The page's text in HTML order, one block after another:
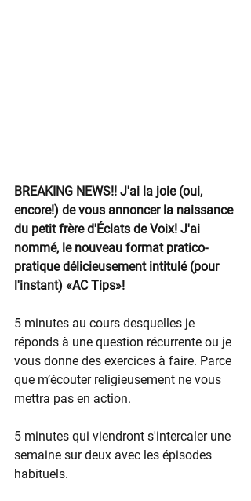
BREAKING NEWS!! J'ai la joie (oui,
encore!) de vous annoncer la naissance
du petit frère d'Éclats de Voix! J'ai
nommé, le nouveau format pratico-
pratique délicieusement intitulé (pour
l'instant) «AC Tips»!
5 minutes au cours desquelles je
réponds à une question récurrente ou je
vous donne des exercices à faire. Parce
que m’écouter religieusement ne vous
mettra pas en action.
5 minutes qui viendront s'intercaler une
semaine sur deux avec les épisodes
habituels.